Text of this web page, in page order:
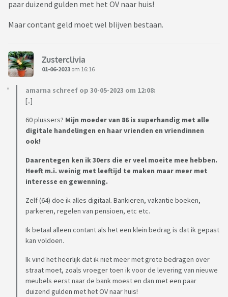
paar duizend gulden met het OV naar huis!
Maar contant geld moet wel blijven bestaan.
Zusterclivia
01-06-2023 om 16:16
amarna schreef op 30-05-2023 om 12:08:
[..]
60 plussers? Mijn moeder van 86 is superhandig met alle
digitale handelingen en haar vrienden en vriendinnen
ook!
Daarentegen ken ik 30ers die er veel moeite mee hebben.
Heeft m.i. weinig met leeftijd te maken maar meer met
interesse en gewenning.
Zelf (64) doe ik alles digitaal. Bankieren, vakantie boeken,
parkeren, regelen van pensioen, etc etc.
Ik betaal alleen contant als het een klein bedrag is dat ik gepast
kan voldoen.
Ik vind het heerlijk dat ik niet meer met grote bedragen over
straat moet, zoals vroeger toen ik voor de levering van nieuwe
meubels eerst naar de bank moest en dan met een paar
duizend gulden met het OV naar huis!